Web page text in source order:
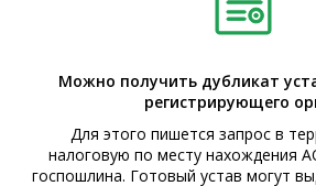
Можно получить дубликат
регистрирующего
Для этого пишется запрос в
налоговую по месту нахождения
госпошлина. Готовый устав могут